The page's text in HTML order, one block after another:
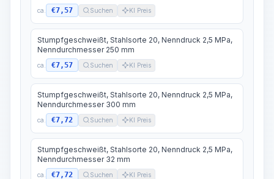
ca. €7,57 Suchen KI Preis
Stumpfgeschweißt, Stahlsorte 20, Nenndruck 2,5 MPa,
Nenndurchmesser 250 mm
ca. €7,57 Suchen KI Preis
Stumpfgeschweißt, Stahlsorte 20, Nenndruck 2,5 MPa,
Nenndurchmesser 300 mm
ca. €7,72 Suchen KI Preis
Stumpfgeschweißt, Stahlsorte 20, Nenndruck 2,5 MPa,
Nenndurchmesser 32 mm
ca. €7,72 Suchen KI Preis